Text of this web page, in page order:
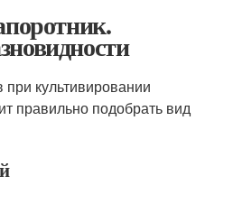
культивировании
правильно подобрать вид